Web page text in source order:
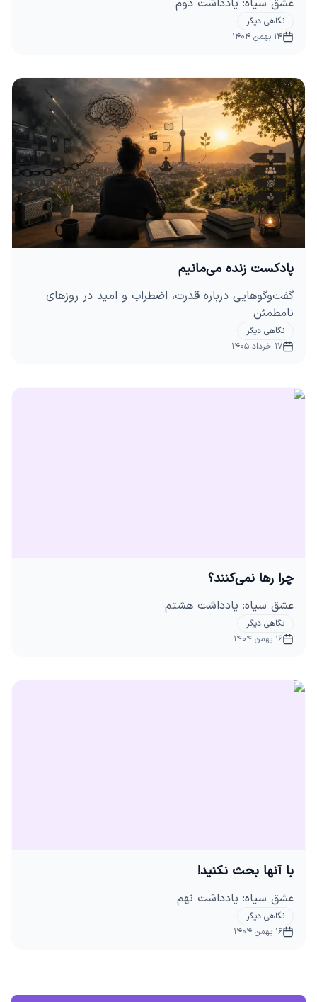
عشق سیاه: یادداشت دوم
نگاهی دیگر
14 بهمن 1404
پادکست زنده می‌مانیم
گفت‌وگوهایی درباره قدرت، اضطراب و امید در روزهای
نامطمئن
نگاهی دیگر
17 خرداد 1405
چرا رها نمی‌کنند؟
عشق سیاه: یادداشت هشتم
نگاهی دیگر
16 بهمن 1404
با آنها بحث نکنید!
عشق سیاه: یادداشت نهم
نگاهی دیگر
16 بهمن 1404